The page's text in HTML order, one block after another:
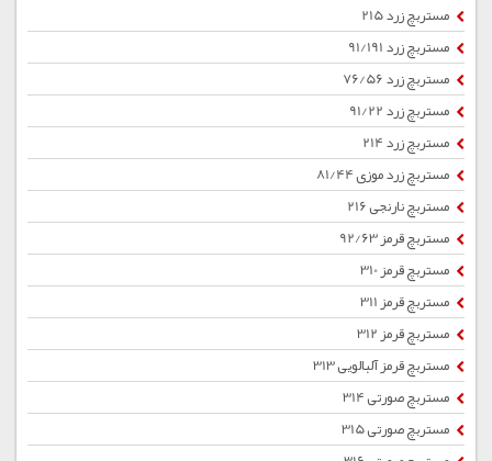
مستربچ زرد 215
مستربچ زرد 91/191
مستربچ زرد 76/56
مستربچ زرد 91/22
مستربچ زرد 214
مستربچ زرد موزی 81/44
مستربچ نارنجی 216
مستربچ قرمز 92/63
مستربچ قرمز 310
مستربچ قرمز 311
مستربچ قرمز 312
مستربچ قرمز آلبالویی 313
مستربچ صورتی 314
مستربچ صورتی 315